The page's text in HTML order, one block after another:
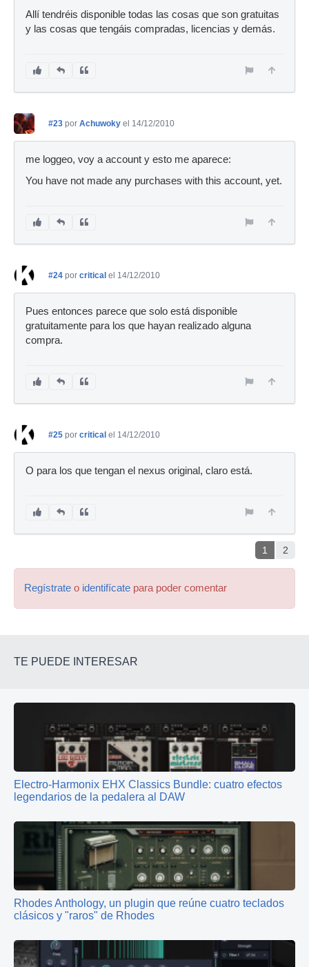
Allí tendréis disponible todas las cosas que son gratuitas
y las cosas que tengáis compradas, licencias y demás.
#23 por Achuwoky el 14/12/2010
me loggeo, voy a account y esto me aparece:
You have not made any purchases with this account, yet.
#24 por critical el 14/12/2010
Pues entonces parece que solo está disponible
gratuitamente para los que hayan realizado alguna
compra.
#25 por critical el 14/12/2010
O para los que tengan el nexus original, claro está.
1 2
Regístrate o identifícate para poder comentar
TE PUEDE INTERESAR
Electro‑Harmonix EHX Classics Bundle: cuatro efectos
legendarios de la pedalera al DAW
Rhodes Anthology, un plugin que reúne cuatro teclados
clásicos y "raros" de Rhodes